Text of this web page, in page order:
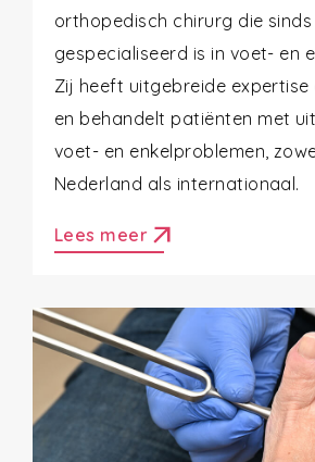
orthopedisch chirurg die sinds
gespecialiseerd is in voet- en
Zij heeft uitgebreide
en behandelt patiënten met
voet- en enkelproblemen,
Nederland als internationaal.
Lees meer arrow_outward